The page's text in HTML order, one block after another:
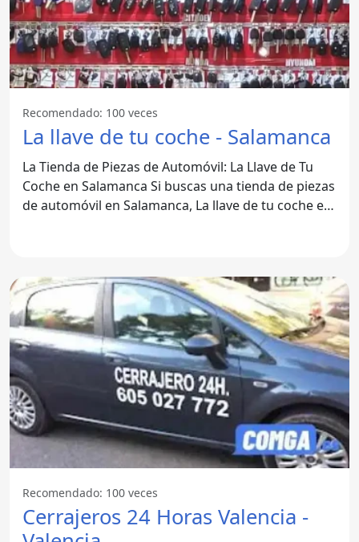
Recomendado: 100 veces
La llave de tu coche - Salamanca
La Tienda de Piezas de Automóvil: La Llave de Tu
Coche en Salamanca Si buscas una tienda de piezas
de automóvil en Salamanca, La llave de tu coche es
Recomendado: 100 veces
Cerrajeros 24 Horas Valencia -